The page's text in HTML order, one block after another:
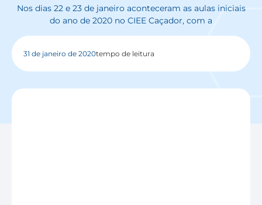
Nos dias 22 e 23 de janeiro aconteceram as aulas iniciais
do ano de 2020 no CIEE Caçador, com a
31 de janeiro de 2020tempo de leitura